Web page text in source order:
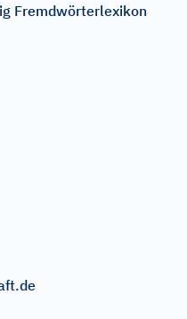
Fremdwörterlexikon